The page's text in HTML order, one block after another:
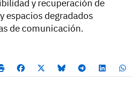
y recuperación de
espacios degradados
de comunicación.